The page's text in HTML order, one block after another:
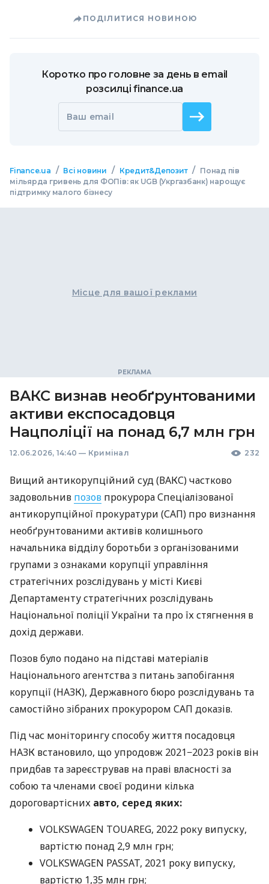
ПОДІЛИТИСЯ НОВИНОЮ
Коротко про головне за день в email
розсилці finance.ua
Ваш email
Finance.ua / Всі новини / Кредит&Депозит / Понад пів
мільярда гривень для ФОПів: як UGB (Укргазбанк) нарощує
підтримку малого бізнесу
Місце для вашої реклами
ВАКС визнав необґрунтованими
активи експосадовця
Нацполіції на понад 6,7 млн грн
12.06.2026, 14:40 — Кримінал 232
Вищий антикорупційний суд (ВАКС) частково
задовольнив позов прокурора Спеціалізованої
антикорупційної прокуратури (САП) про визнання
необґрунтованими активів колишнього
начальника відділу боротьби з організованими
групами з ознаками корупції управління
стратегічних розслідувань у місті Києві
Департаменту стратегічних розслідувань
Національної поліції України та про їх стягнення в
дохід держави.
Позов було подано на підставі матеріалів
Національного агентства з питань запобігання
корупції (НАЗК), Державного бюро розслідувань та
самостійно зібраних прокурором САП доказів.
Під час моніторингу способу життя посадовця
НАЗК встановило, що упродовж 2021−2023 років він
придбав та зареєстрував на праві власності за
собою та членами своєї родини кілька
дороговартісних авто, серед яких:
VOLKSWAGEN TOUAREG, 2022 року випуску,
вартістю понад 2,9 млн грн;
VOLKSWAGEN PASSAT, 2021 року випуску,
вартістю 1,35 млн грн;